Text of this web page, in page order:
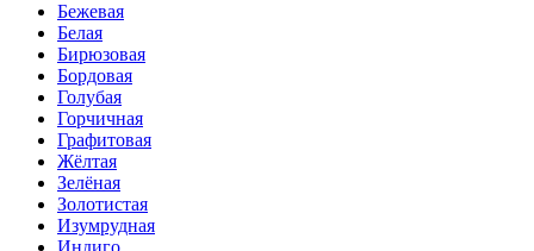
Бежевая
Белая
Бирюзовая
Бордовая
Голубая
Горчичная
Графитовая
Жёлтая
Зелёная
Золотистая
Изумрудная